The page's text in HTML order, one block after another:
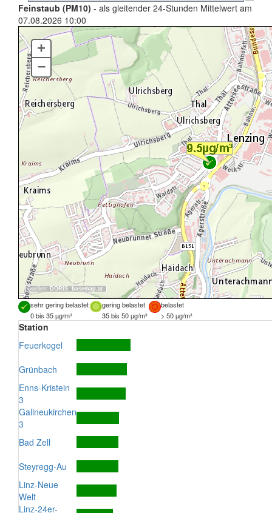
Feinstaub (PM10) - als gleitender 24-Stunden Mittelwert am
07.08.2026 10:00
Quellen: DORIS, basemap.at
+
–
sehr gering belastet gering belastet
belastet
0 bis 35 µg/m³
35 bis 50 µg/m³ > 50 µg/m³
Station
Feuerkogel
Grünbach
Enns-Kristein
3
Gallneukirchen
3
Bad Zell
Steyregg-Au
Linz-Neue
Welt
Linz-24er-